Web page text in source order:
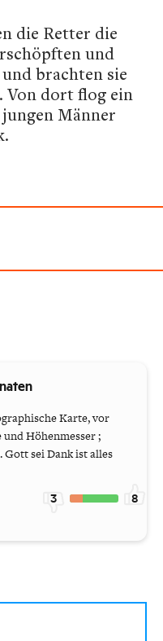
die Retter die
und
brachten sie
Von dort flog ein
Männer
Karte, vor
Höhenmesser ;
sei Dank ist alles
3 8